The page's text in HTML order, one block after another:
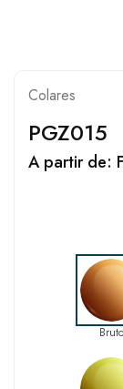
Colares
PGZ015
A partir de:
Bruto